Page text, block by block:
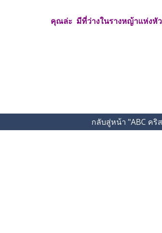
คุณล่ะ  มีที่ว่างในรางหญ้าแห่งหั
กลับสู่หน้า "ABC ค